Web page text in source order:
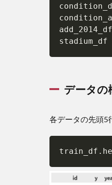
ムの
削除
3
特
デ
ー
タ
処
理
3.1
stadium_df
データの
各データの先頭5
train_df .